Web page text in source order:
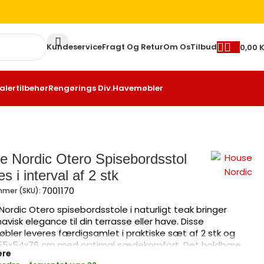
KundeserviceFragt Og ReturOm OsTilbud 0,00
Rengørings Div.Havemøbler
Nordic Otero Spisebordsstol
i interval af 2 stk
(SKU): 7001170
Otero spisebordsstole i naturligt teak bringer
elegance til din terrasse eller have. Disse
leveres færdigsamlet i praktiske sæt af 2 stk og
cm med optimal sædekomfort. Det holdbare
sikrer lang levetid og tidløs skønhed, der passer til